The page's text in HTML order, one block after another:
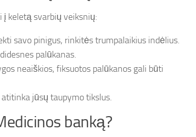
keletą svarbių veiksnių:
savo pinigus, rinkitės trumpalaikius indėlius.
palūkanas.
neaiškios, fiksuotos palūkanos gali būti
jūsų taupymo tikslus.
banką?